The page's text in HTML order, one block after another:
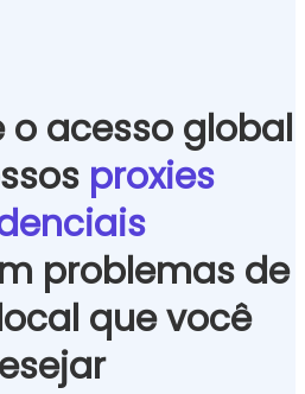
o acesso global
proxies
problemas de
que você